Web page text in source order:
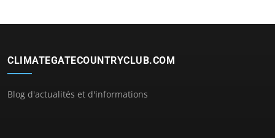
CLIMATEGATECOUNTRYCLUB.COM
Blog d'actualités et d'informations